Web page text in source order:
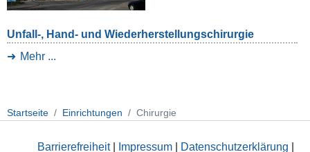
Unfall-, Hand- und Wiederherstellungschirurgie
Mehr ...
Startseite Einrichtungen Chirurgie
Barrierefreiheit| Impressum Datenschutzerklärung